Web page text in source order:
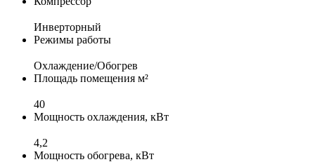
Инверторный
Режимы работы
Охлаждение/Обогрев
Площадь помещения м²
40
Мощность охлаждения, кВт
4,2
Мощность обогрева, кВт